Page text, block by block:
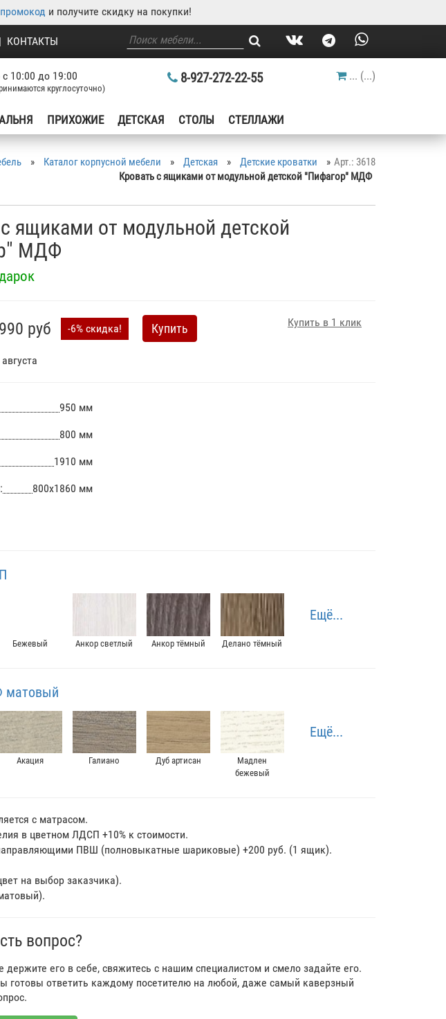
и получите скидку на покупки!
| КОНТАКТЫ
10:00 до 19:00
круглосуточно)
8-927-272-22-55 ... (...)
ПРИХОЖИЕ ДЕТСКАЯ СТОЛЫ СТЕЛЛАЖИ
Арт.: 3618
» Каталог корпусной мебели » Детская » Детские кроватки
»
Кровать с ящиками от модульной детской "Пифагор" МДФ
ящиками от модульной детской
МДФ
Купить в 1 клик
руб -6% скидка! Купить
950 мм
800 мм
1910 мм
800х1860 мм
Бежевый Анкор светлый Анкор тёмный Делано тёмный
Ещё...
Акация Галиано Дуб артисан
Мадлен
бежевый
Ещё...
с матрасом.
в цветном ЛДСП +10% к стоимости.
ПВШ (полновыкатные шариковые) +200 руб. (1 ящик).
на выбор заказчика).
вопрос?
держите его в себе, свяжитесь с нашим специалистом и смело задайте его.
готовы ответить каждому посетителю на любой, даже самый каверзный